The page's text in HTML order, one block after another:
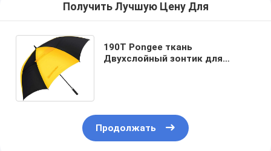
Получить Лучшую Цену Для
190T Pongee ткань
Двухслойный зонтик для
Продолжать